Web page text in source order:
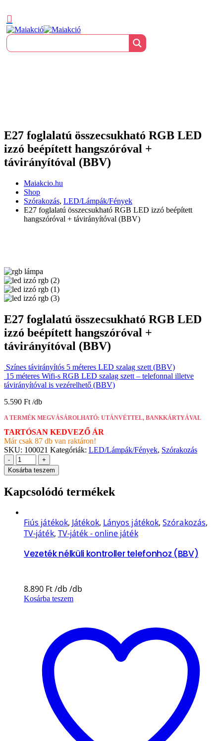
E27 foglalatú összecsukható RGB LED
izzó beépített hangszóróval +
távirányítóval (BBV)
Maiakcio.hu
Shop
Szórakozás, LED/Lámpák/Fények
E27 foglalatú összecsukható RGB LED izzó beépített
hangszóróval + távirányítóval (BBV)
E27 foglalatú összecsukható RGB LED
izzó beépített hangszóróval +
távirányítóval (BBV)
Színes távirányítós 5 méteres LED szalag szett (BBV)
15 méteres Wifi-s RGB LED szalag szett – telefonnal illetve
távirányítóval is vezérelhető (BBV)
5.590 Ft
A TERMÉK MEGVÁSÁROLHATÓ: UTÁNVÉTTEL, BANKKÁRTYÁVAL
TARTÓSAN KEDVEZŐ ÁR
Már csak 87 db van raktáron!
SKU: 100021 Kategóriák: LED/Lámpák/Fények, Szórakozás
-
+
Kosárba teszem
Kapcsolódó termékek
Fiús játékok, Játékok, Lányos játékok,Szórakozás,
TV-játék, TV-játék - online játék
Vezeték nélküli kontroller telefonhoz (BBV)
8.890 Ft
Kosárba teszem